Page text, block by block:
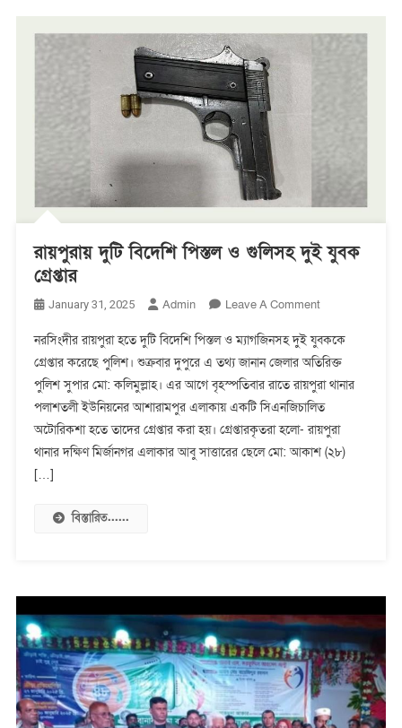
রায়পুরায় দুটি বিদেশি পিস্তল ও গুলিসহ দুই যুবক
গ্রেপ্তার
January 31, 2025 Admin Leave A CommentOn
দুটি
বিদেশি
পিস্তল
ও
গুলিসহ
দুই
নরসিংদীর রায়পুরা হতে দুটি বিদেশি পিস্তল ও ম্যাগজিনসহ দু্ই যুবককে
গ্রেপ্তার করেছে পুলিশ। শুক্রবার দুপুরে এ তথ্য জানান জেলার অতিরিক্ত
পুলিশ সুপার মো: কলিমুল্লাহ। এর আগে বৃহস্পতিবার রাতে রায়পুরা থানার
পলাশতলী ইউনিয়নের আশারামপুর এলাকায় একটি সিএনজিচালিত
অটোরিকশা হতে তাদের গ্রেপ্তার করা হয়। গ্রেপ্তারকৃতরা হলো- রায়পুরা
থানার দক্ষিণ মির্জানগর এলাকার আবু সাত্তারের ছেলে মো: আকাশ (২৮)
[…]
বিস্তারিত......